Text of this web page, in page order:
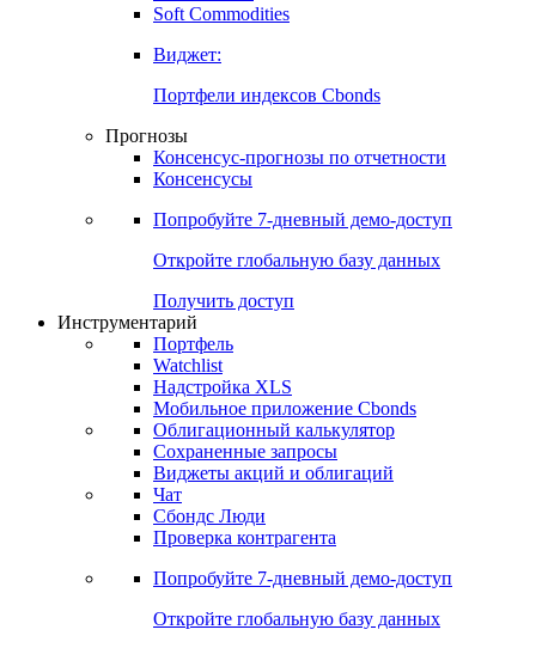
Soft Commodities
Виджет:
Портфели индексов Cbonds
Прогнозы
Консенсус-прогнозы по отчетности
Консенсусы
Попробуйте 7-дневный демо-доступ
Откройте глобальную базу данных
Получить доступ
Инструментарий
Портфель
Watchlist
Надстройка XLS
Мобильное приложение Cbonds
Облигационный калькулятор
Сохраненные запросы
Виджеты акций и облигаций
Чат
Сбондс Люди
Проверка контрагента
Попробуйте 7-дневный демо-доступ
Откройте глобальную базу данных